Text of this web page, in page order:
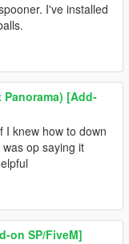
I've installed
[Add-
I knew how to down
op saying it
on SP/FiveM]